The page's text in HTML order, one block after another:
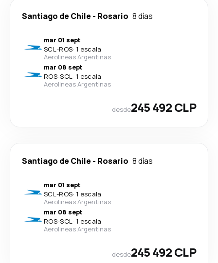
Santiago de Chile - Rosario 8 días
mar 01 sept
SCL-ROS· 1 escala
Aerolineas Argentinas
mar 08 sept
ROS-SCL· 1 escala
Aerolineas Argentinas
desde245 492 CLP
Santiago de Chile - Rosario 8 días
mar 01 sept
SCL-ROS· 1 escala
Aerolineas Argentinas
mar 08 sept
ROS-SCL· 1 escala
Aerolineas Argentinas
desde245 492 CLP